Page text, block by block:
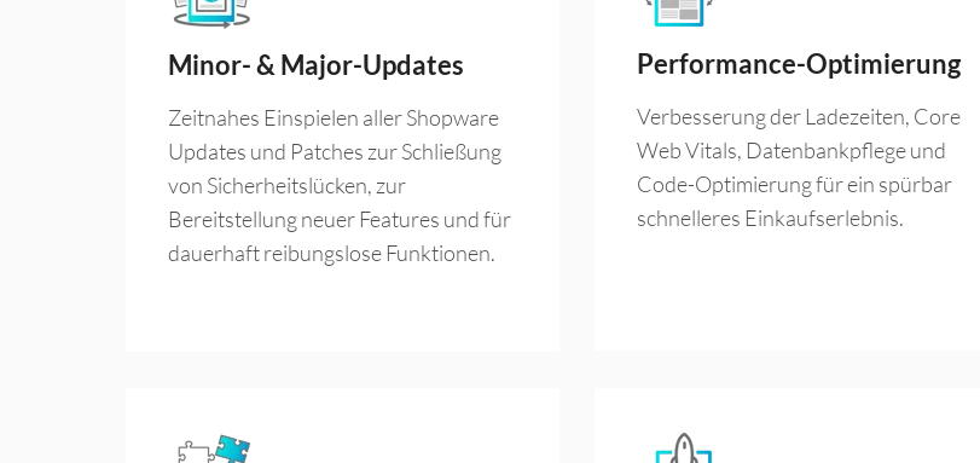
Minor- & Major-Updates
Zeitnahes Einspielen aller Shopware
Updates und Patches zur Schließung
von Sicherheitslücken, zur
Bereitstellung neuer Features und für
dauerhaft reibungslose Funktionen.
Performance-Optimierung
Verbesserung der Ladezeiten, Core
Web Vitals, Datenbankpflege und
Code-Optimierung für ein spürbar
schnelleres Einkaufserlebnis.